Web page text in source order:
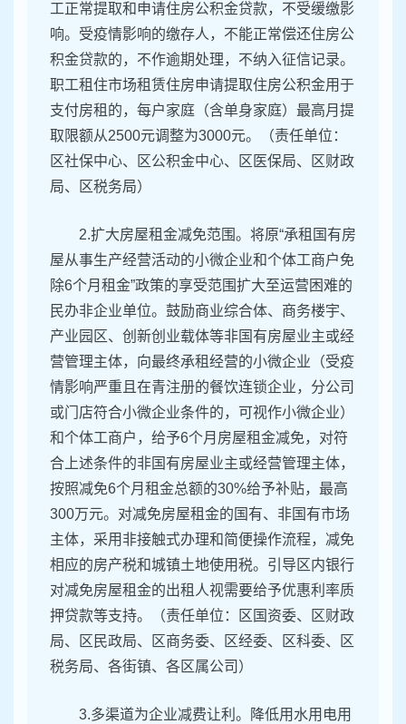
工正常提取和申请住房公积金贷款，不受缓缴影
响。受疫情影响的缴存人，不能正常偿还住房公
积金贷款的，不作逾期处理，不纳入征信记录。
职工租住市场租赁住房申请提取住房公积金用于
支付房租的，每户家庭（含单身家庭）最高月提
取限额从2500元调整为3000元。（责任单位：
区社保中心、区公积金中心、区医保局、区财政
局、区税务局）
2.扩大房屋租金减免范围。将原“承租国有房
屋从事生产经营活动的小微企业和个体工商户免
除6个月租金”政策的享受范围扩大至运营困难的
民办非企业单位。鼓励商业综合体、商务楼宇、
产业园区、创新创业载体等非国有房屋业主或经
营管理主体，向最终承租经营的小微企业（受疫
情影响严重且在青注册的餐饮连锁企业，分公司
或门店符合小微企业条件的，可视作小微企业）
和个体工商户，给予6个月房屋租金减免，对符
合上述条件的非国有房屋业主或经营管理主体，
按照减免6个月租金总额的30%给予补贴，最高
300万元。对减免房屋租金的国有、非国有市场
主体，采用非接触式办理和简便操作流程，减免
相应的房产税和城镇土地使用税。引导区内银行
对减免房屋租金的出租人视需要给予优惠利率质
押贷款等支持。（责任单位：区国资委、区财政
局、区民政局、区商务委、区经委、区科委、区
税务局、各街镇、各区属公司）
3.多渠道为企业减费让利。降低用水用电用